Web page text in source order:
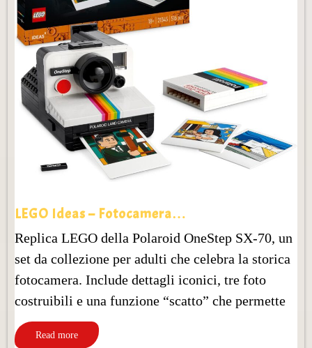
LEGO Ideas – Fotocamera…
Replica LEGO della Polaroid OneStep SX‑70, un
set da collezione per adulti che celebra la storica
fotocamera. Include dettagli iconici, tre foto
costruibili e una funzione “scatto” che permette
Read more